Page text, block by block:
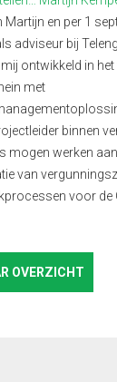
Martijn en per 1
adviseur bij
ontwikkeld in
met
binnen
mogen werken
van
voor de
OVERZICHT